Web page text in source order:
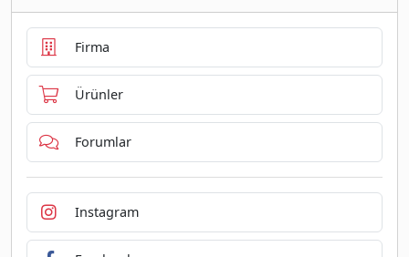
Firma
Ürünler
Forumlar
Instagram